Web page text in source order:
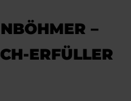
–
ERFÜLLER